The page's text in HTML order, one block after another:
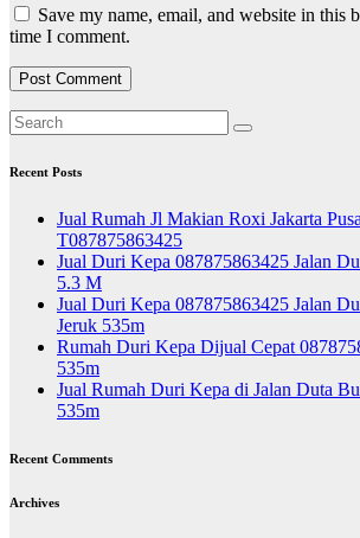
Save my name, email, and website in this
time I comment.
Recent Posts
Jual Rumah Jl Makian Roxi Jakarta
T087875863425
Jual Duri Kepa 087875863425 Jalan
5.3 M
Jual Duri Kepa 087875863425 Jalan
Jeruk 535m
Rumah Duri Kepa Dijual Cepat
535m
Jual Rumah Duri Kepa di Jalan Duta
535m
Recent Comments
Archives